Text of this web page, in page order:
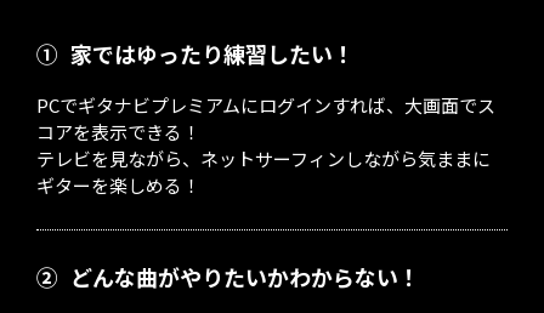
① 家ではゆったり練習したい！
PCでギタナビプレミアムにログインすれば、大画面でス
コアを表示できる！
テレビを見ながら、ネットサーフィンしながら気ままに
ギターを楽しめる！
② どんな曲がやりたいかわからない！